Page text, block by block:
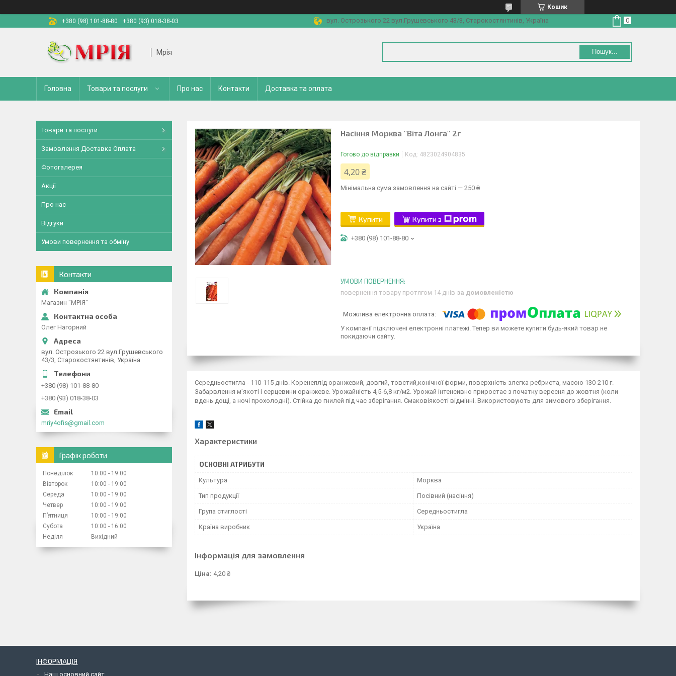
Кошик
+380 (98) 101-88-80
+380 (93) 018-38-03 вул. Острозького 22 вул.Грушевського 43/3, Старокостянтинів, Україна
Мрія Пошук...
Головна Товари та послуги Про нас Контакти Доставка та оплата
Насіння Морква "Віта Лонга" 2г
Готово до відправки Код: 4823024904835
4,20 ₴
Мінімальна сума замовлення на сайті — 250 ₴
Купити Купити з
+380 (98) 101-88-80
повернення товару протягом 14 днів за домовленістю
У компанії підключені електронні платежі. Тепер ви можете купити будь-який товар не
покидаючи сайту.
Середньостигла - 110-115 днів. Коренеплід оранжевий, довгий, товстий,конічної форми, поверхність злегка ребриста, масою 130-210 г.
Забарвлення м’якоті і серцевини оранжеве. Урожайність 4,5-6,8 кг/м2. Урожай інтенсивно приростає з початку вересня до жовтня (коли
вдень дощі, а ночі прохолодні). Стійка до гнилей під час зберігання. Смаковіякості відмінні. Використовують для зимового зберігання.
Характеристики
ОСНОВНІ АТРИБУТИ
Культура Морква
Тип продукції Посівний (насіння)
Група стиглості Середньостигла
Країна виробник Україна
Інформація для замовлення
Ціна: 4,20 ₴
Товари та послуги
Замовлення Доставка Оплата
Фотогалерея
Акції
Про нас
Відгуки
Умови повернення та обміну
Контакти
Магазин "МРІЯ"
Олег Нагорний
вул. Острозького 22 вул.Грушевського
43/3, Старокостянтинів, Україна
+380 (98) 101-88-80
+380 (93) 018-38-03
mriy4ofis@gmail.com
Графік роботи
Понеділок 10:00
19:00
Вівторок
10:00
19:00
Середа
10:00
19:00
Четвер
10:00
19:00
Пʼятниця
10:00
19:00
Субота
10:00
16:00
Неділя
Вихідний
ІНФОРМАЦІЯ
Наш основний сайт